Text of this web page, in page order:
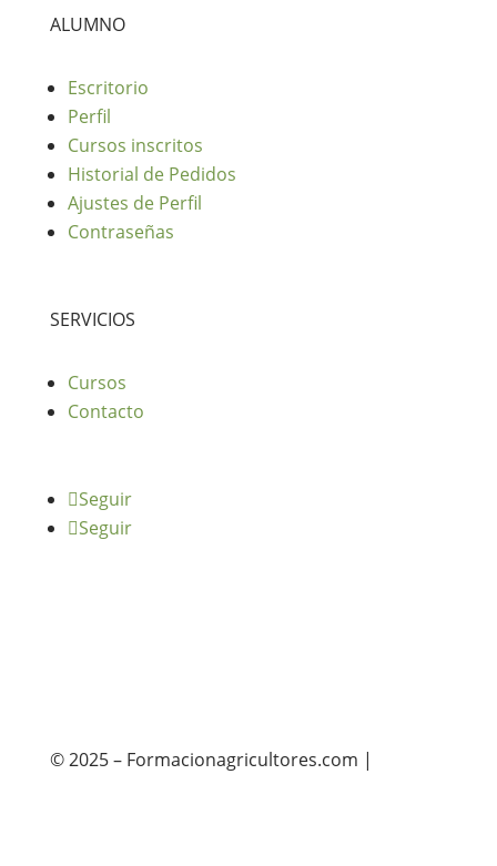
ALUMNO
Escritorio
Perfil
Cursos inscritos
Historial de Pedidos
Ajustes de Perfil
Contraseñas
SERVICIOS
Cursos
Contacto
Seguir
Seguir
© 2025 – Formacionagricultores.com |